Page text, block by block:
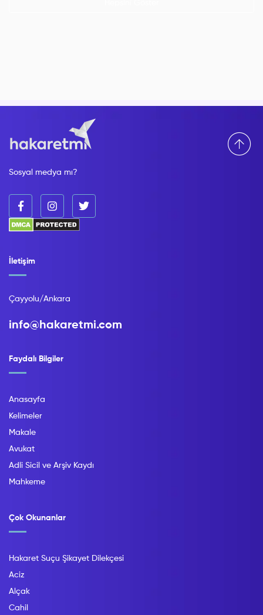
Sosyal medya mı?
Faydalı Bilgiler
Anasayfa
Kelimeler
Makale
Avukat
Adli Sicil ve Arşiv Kaydı
Mahkeme
Çok Okunanlar
Hakaret Suçu Şikayet Dilekçesi
Aciz
Alçak
Cahil
İletişim
Çayyolu/Ankara
info@hakaretmi.com